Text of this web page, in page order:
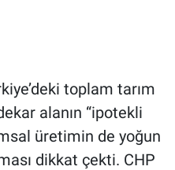
toplam tarım
alanın “ipotekli
üretimin de yoğun
dikkat çekti. CHP